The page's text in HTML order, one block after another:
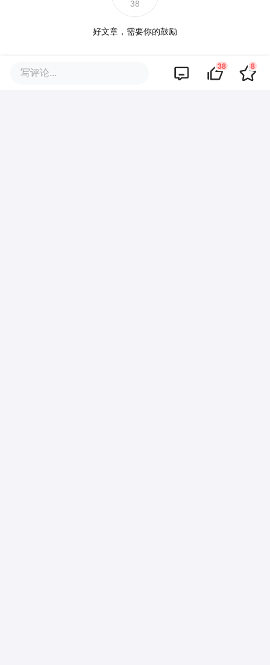
38
好文章，需要你的鼓励
品牌专题
写评论... 38 8